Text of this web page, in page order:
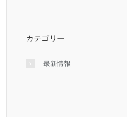
カテゴリー
最新情報